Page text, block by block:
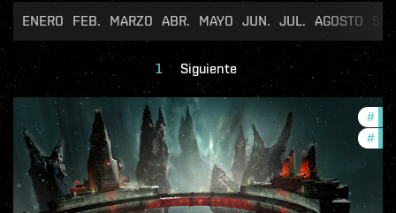
ENERO FEB. MARZO ABR. MAYO JUN. JUL. AGOSTO
1 Siguiente
#
# pvp